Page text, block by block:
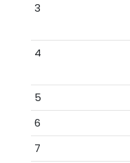
3
4
5
6
7